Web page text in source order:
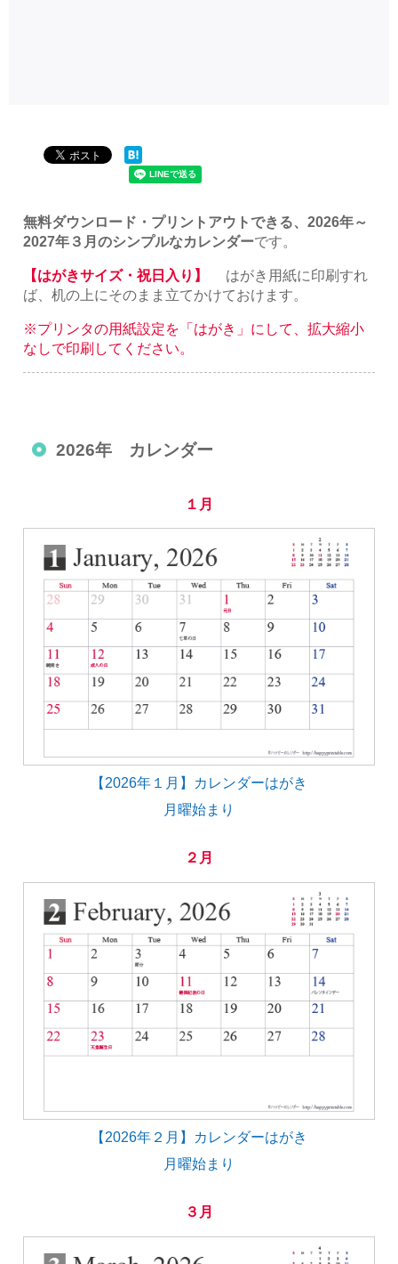
無料ダウンロード・プリントアウトできる、2026年～
2027年３月のシンプルなカレンダーです。
【はがきサイズ・祝日入り】
はがき用紙に印刷すれ
ば、机の上にそのまま立てかけておけます。
※プリンタの用紙設定を「はがき」にして、拡大縮小
なしで印刷してください。
2026年 カレンダー
１月
【2026年１月】カレンダーはがき
月曜始まり
２月
【2026年２月】カレンダーはがき
月曜始まり
３月